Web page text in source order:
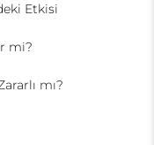
Etkisi
mi?
mı?